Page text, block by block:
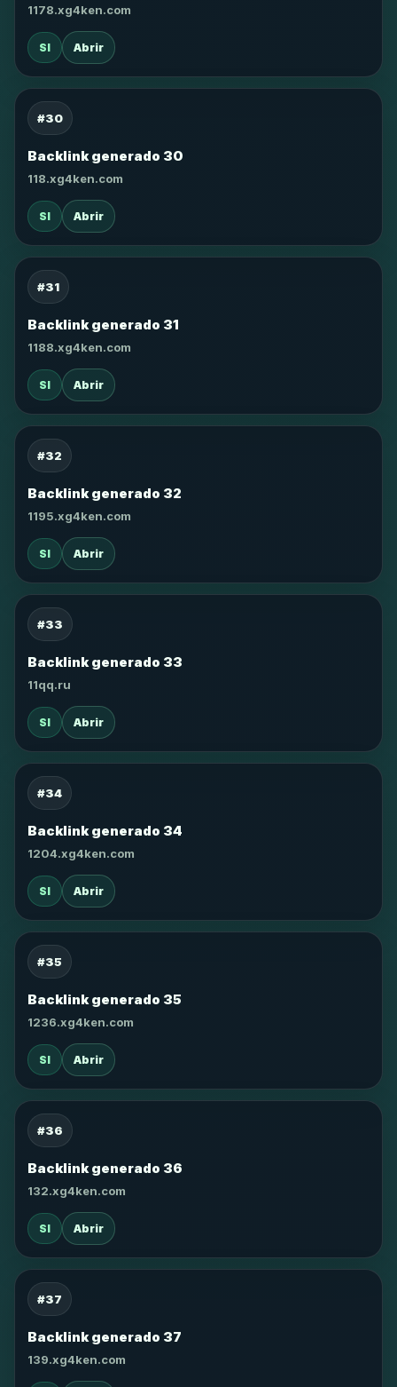
1178.xg4ken.com
SI Abrir
#30
Backlink generado 30
118.xg4ken.com
SI Abrir
#31
Backlink generado 31
1188.xg4ken.com
SI Abrir
#32
Backlink generado 32
1195.xg4ken.com
SI Abrir
#33
Backlink generado 33
11qq.ru
SI Abrir
#34
Backlink generado 34
1204.xg4ken.com
SI Abrir
#35
Backlink generado 35
1236.xg4ken.com
SI Abrir
#36
Backlink generado 36
132.xg4ken.com
SI Abrir
#37
Backlink generado 37
139.xg4ken.com